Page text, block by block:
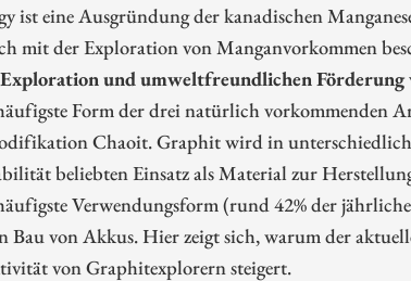
ist eine Ausgründung der kanadischen
mit der Exploration von Manganvorkommen
Exploration und umweltfreundlichen
Form der drei natürlich vorkommenden
Chaoit. Graphit wird in
beliebten Einsatz als Material zur
Verwendungsform (rund 42% der
Bau von Akkus. Hier zeigt sich, warum der
von Graphitexplorern steigert.